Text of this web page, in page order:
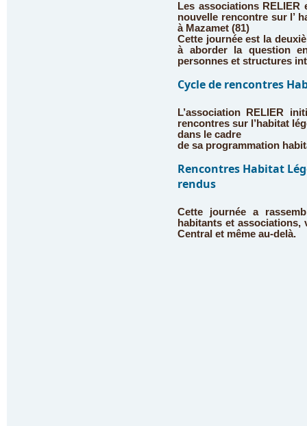
Les associations
nouvelle rencontre sur l’
à Mazamet (81)
Cette journée est la
à aborder la question
personnes et structures
Cycle de rencontres
L’association RELIER
rencontres sur l’habitat
dans le cadre
de sa programmation
Rencontres Habitat
rendus
Cette journée a
habitants et
Central et même au-delà.